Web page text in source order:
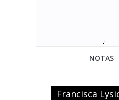
NOTAS
Francisca